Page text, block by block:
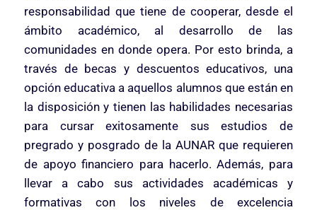
responsabilidad que tiene de cooperar, desde el
ámbito académico, al desarrollo de las
comunidades en donde opera. Por esto brinda, a
través de becas y descuentos educativos, una
opción educativa a aquellos alumnos que están en
la disposición y tienen las habilidades necesarias
para cursar exitosamente sus estudios de
pregrado y posgrado de la AUNAR que requieren
de apoyo financiero para hacerlo. Además, para
llevar a cabo sus actividades académicas y
formativas con los niveles de excelencia